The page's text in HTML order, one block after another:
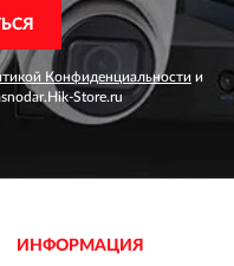
Конфиденциальности и
Store.ru
ИНФОРМАЦИЯ